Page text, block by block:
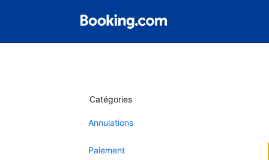
Catégories
Annulations
Paiement